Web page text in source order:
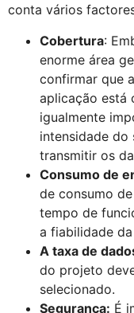
conta vários
Cobertura:
enorme área
confirmar que
aplicação está
igualmente
intensidade do
transmitir os
Consumo de
de consumo
tempo de
a fiabilidade
A taxa de
do projeto
selecionado.
Segurança: É